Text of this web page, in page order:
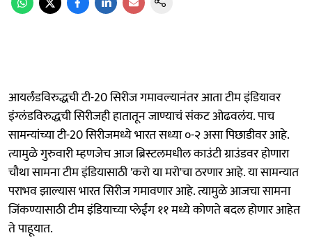
आयर्लंडविरुद्धची टी-20 सिरीज गमावल्यानंतर आता टीम इंडियावर
इंग्लंडविरुद्धची सिरीजही हातातून जाण्याचं संकट ओढवलंय. पाच
सामन्यांच्या टी-20 सिरीजमध्ये भारत सध्या ०-२ असा पिछाडीवर आहे.
त्यामुळे गुरुवारी म्हणजेच आज ब्रिस्टलमधील काउंटी ग्राउंडवर होणारा
चौथा सामना टीम इंडियासाठी 'करो या मरो'चा ठरणार आहे. या सामन्यात
पराभव झाल्यास भारत सिरीज गमावणार आहे. त्यामुळे आजचा सामना
जिंकण्यासाठी टीम इंडियाच्या प्लेईंग ११ मध्ये कोणते बदल होणार आहेत
ते पाहूयात.